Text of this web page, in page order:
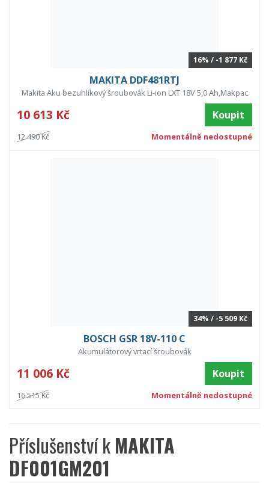
16% / -1 877 Kč
MAKITA DDF481RTJ
Makita Aku bezuhlíkový šroubovák Li-ion LXT 18V 5,0 Ah,Makpac
10 613 Kč Koupit
12 490 Kč Momentálně nedostupné
34% / -5 509 Kč
BOSCH GSR 18V-110 C
Akumulátorový vrtací šroubovák
11 006 Kč Koupit
16 515 Kč Momentálně nedostupné
Příslušenství kMAKITA
DF001GM201